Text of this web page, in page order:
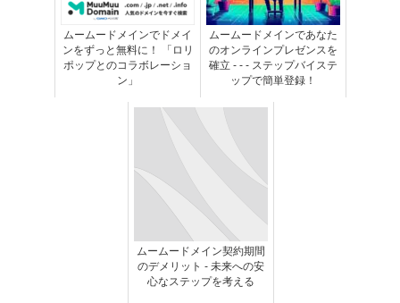
ムームードメインでドメイ
ンをずっと無料に！ 「ロリ
ポップとのコラボレーショ
ン」
ムームードメインであなた
のオンラインプレゼンスを
確立 - - - ステップバイステ
ップで簡単登録！
ムームードメイン契約期間
のデメリット - 未来への安
心なステップを考える